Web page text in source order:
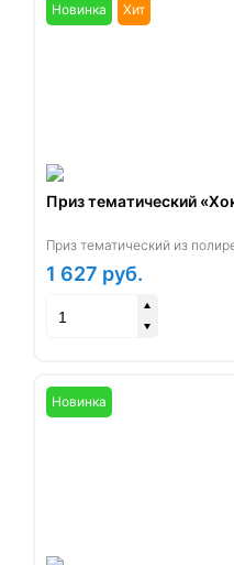
Новинка Хит
Приз тематический
Приз тематический из
1 627 руб.
Новинка